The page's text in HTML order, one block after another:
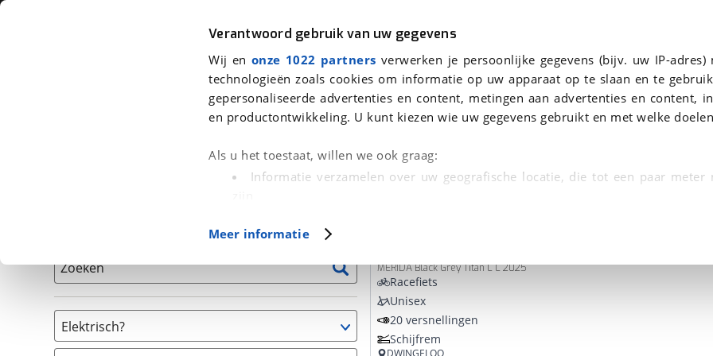
Verantwoord gebruik van uw gegevens
Wij en onze 1022 partners verwerken je persoonlijke gegevens (bijv. uw IP-adres)
technologieën zoals cookies om informatie op uw apparaat op te slaan en te
gepersonaliseerde advertenties en content, metingen aan advertenties en content,
en productontwikkeling. U kunt kiezen wie uw gegevens gebruikt en met welke
Als u het toestaat, willen we ook graag:
Informatie verzamelen over uw geografische locatie, die tot een paar meter
(fingerprinting)
in. U kunt uw toestemming op elk moment wijzigen of
Cookieverklaring.
Met cookies en vergelijkbare technieken zorgen we voor een betere en meer
Functionele cookies zorgen ervoor dat de website goed werkt. Ook gebruiken we
Meer informatie
Auto Fiets Motor
We hebben 2 fietsen voor je gevonden
Zoeken
Elektrisch?
Niet elektrisch (2)
MERIDA Black Grey Titan L L 2025
Racefiets
Unisex
20 versnellingen
Schijfrem
DWINGELOO